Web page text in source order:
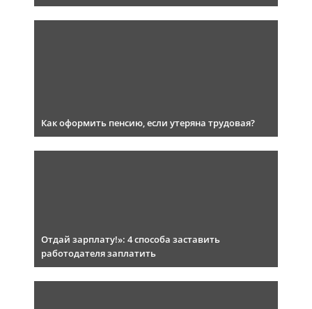
Как оформить пенсию, если утеряна трудовая?
Отдай зарплату!»: 4 способа заставить
работодателя заплатить